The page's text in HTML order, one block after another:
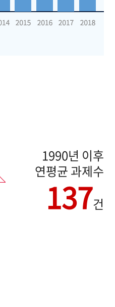
1990년 이후
연평균 과제수
137건